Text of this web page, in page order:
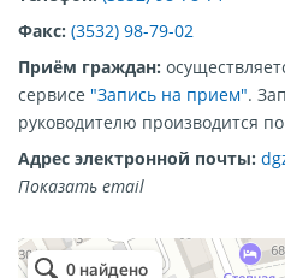
Факс: (3532) 98-79-02
Приём граждан:
сервисе "Запись на прием".
руководителю производится
Адрес электронной почты:
Показать email
Департамент градостроительства
Администрация в Оренбурге